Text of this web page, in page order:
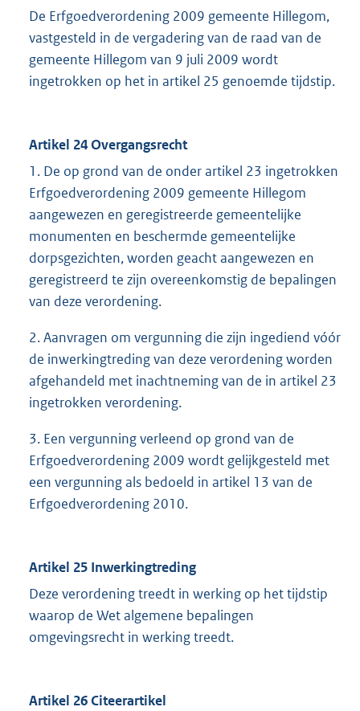
De Erfgoedverordening 2009 gemeente Hillegom,
vastgesteld in de vergadering van de raad van de
gemeente Hillegom van 9 juli 2009 wordt
ingetrokken op het in artikel 25 genoemde tijdstip.
Artikel 24 Overgangsrecht
1. De op grond van de onder artikel 23 ingetrokken
Erfgoedverordening 2009 gemeente Hillegom
aangewezen en geregistreerde gemeentelijke
monumenten en beschermde gemeentelijke
dorpsgezichten, worden geacht aangewezen en
geregistreerd te zijn overeenkomstig de bepalingen
van deze verordening.
2. Aanvragen om vergunning die zijn ingediend vóór
de inwerkingtreding van deze verordening worden
afgehandeld met inachtneming van de in artikel 23
ingetrokken verordening.
3. Een vergunning verleend op grond van de
Erfgoedverordening 2009 wordt gelijkgesteld met
een vergunning als bedoeld in artikel 13 van de
Erfgoedverordening 2010.
Artikel 25 Inwerkingtreding
Deze verordening treedt in werking op het tijdstip
waarop de Wet algemene bepalingen
omgevingsrecht in werking treedt.
Artikel 26 Citeerartikel